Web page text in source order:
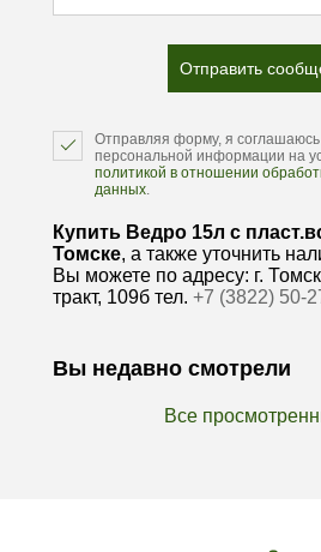
Отправить
Отправляя форму, я
персональной информации на
политикой в отношении
данных
Купить Ведро 15л с
Томске, а также уточнить
Вы можете по адресу: г.
тракт, 109б тел. +7 (3822) 50-
Вы недавно смотрели
Все